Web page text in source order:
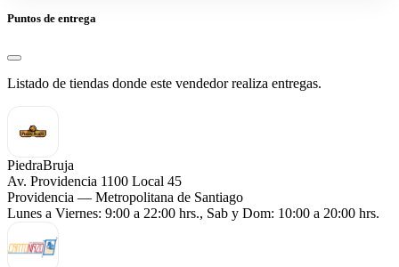
Puntos de entrega
Listado de tiendas donde este vendedor realiza entregas.
PiedraBruja
Av. Providencia 1100 Local 45
Providencia — Metropolitana de Santiago
Lunes a Viernes: 9:00 a 22:00 hrs., Sab y Dom: 10:00 a 20:00 hrs.